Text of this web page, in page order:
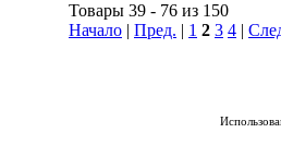
Товары 39 - 76 из 150
Начало
Пред. 1 2 3 4